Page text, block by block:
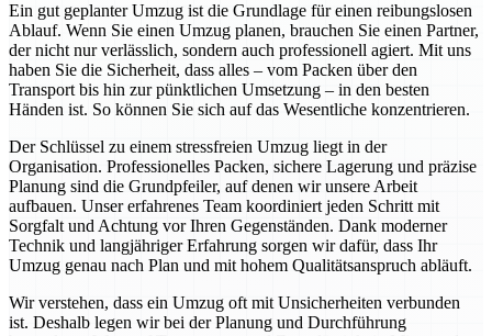
Ein gut geplanter Umzug ist die Grundlage für einen reibungslosen
Ablauf. Wenn Sie einen Umzug planen, brauchen Sie einen Partner,
der nicht nur verlässlich, sondern auch professionell agiert. Mit uns
haben Sie die Sicherheit, dass alles – vom Packen über den
Transport bis hin zur pünktlichen Umsetzung – in den besten
Händen ist. So können Sie sich auf das Wesentliche konzentrieren.
Der Schlüssel zu einem stressfreien Umzug liegt in der
Organisation. Professionelles Packen, sichere Lagerung und präzise
Planung sind die Grundpfeiler, auf denen wir unsere Arbeit
aufbauen. Unser erfahrenes Team koordiniert jeden Schritt mit
Sorgfalt und Achtung vor Ihren Gegenständen. Dank moderner
Technik und langjähriger Erfahrung sorgen wir dafür, dass Ihr
Umzug genau nach Plan und mit hohem Qualitätsanspruch abläuft.
Wir verstehen, dass ein Umzug oft mit Unsicherheiten verbunden
ist. Deshalb legen wir bei der Planung und Durchführung